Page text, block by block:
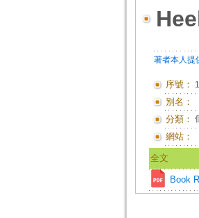
著者本人提
序號：
別名：
分類：
網站：
全文
Book